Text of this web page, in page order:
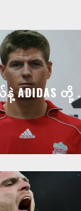
ADIDAS တို့